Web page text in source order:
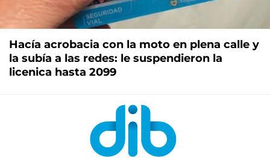
Hacía acrobacia con la moto en plena calle y
la subía a las redes: le suspendieron la
licenica hasta 2099